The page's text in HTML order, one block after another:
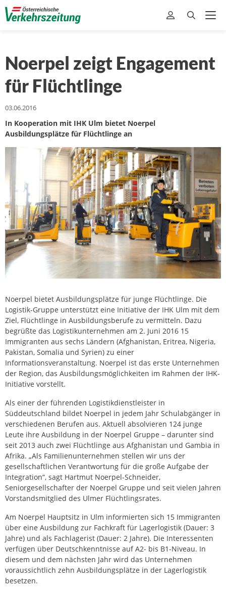
Noerpel zeigt Engagement
für Flüchtlinge
03.06.2016
In Kooperation mit IHK Ulm bietet Noerpel
Ausbildungsplätze für Flüchtlinge an
Noerpel bietet Ausbildungsplätze für junge Flüchtlinge. Die
Logistik-Gruppe unterstützt eine Initiative der IHK Ulm mit dem
Ziel, Flüchtlinge in Ausbildungsberufe zu vermitteln. Dazu
begrüßte das Logistikunternehmen am 2. Juni 2016 15
Immigranten aus sechs Ländern (Afghanistan, Eritrea, Nigeria,
Pakistan, Somalia und Syrien) zu einer
Informationsveranstaltung. Noerpel ist das erste Unternehmen
der Region, das Ausbildungsmöglichkeiten im Rahmen der IHK-
Initiative vorstellt.
Als einer der führenden Logistikdienstleister in
Süddeutschland bildet Noerpel in jedem Jahr Schulabgänger in
verschiedenen Berufen aus. Aktuell absolvieren 124 junge
Leute ihre Ausbildung in der Noerpel Gruppe – darunter sind
seit 2013 auch zwei Flüchtlinge aus Afghanistan und Gambia in
Afrika. „Als Familienunternehmen stellen wir uns der
gesellschaftlichen Verantwortung für die große Aufgabe der
Integration“, sagt Hartmut Noerpel-Schneider,
Seniorgesellschafter der Noerpel Gruppe und seit vielen Jahren
Vorstandsmitglied des Ulmer Flüchtlingsrates.
Am Noerpel Hauptsitz in Ulm informierten sich 15 Immigranten
über eine Ausbildung zur Fachkraft für Lagerlogistik (Dauer: 3
Jahre) und als Fachlagerist (Dauer: 2 Jahre). Die Interessenten
verfügen über Deutschkenntnisse auf A2- bis B1-Niveau. In
diesem und dem nächsten Jahr wird das Unternehmen
voraussichtlich zehn Ausbildungsplätze in der Lagerlogistik
besetzen.